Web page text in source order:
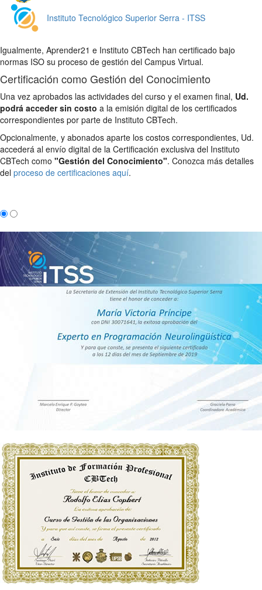
Instituto Tecnológico Superior Serra - ITSS
Igualmente, Aprender21 e Instituto CBTech han certificado bajo
normas ISO su proceso de gestión del Campus Virtual.
Certificación como Gestión del Conocimiento
Una vez aprobados las actividades del curso y el examen final, Ud.
podrá acceder sin costo a la emisión digital de los certificados
correspondientes por parte de Instituto CBTech.
Opcionalmente, y abonados aparte los costos correspondientes, Ud.
accederá al envío digital de la Certificación exclusiva del Instituto
CBTech como "Gestión del Conocimiento". Conozca más detalles
del proceso de certificaciones aquí.